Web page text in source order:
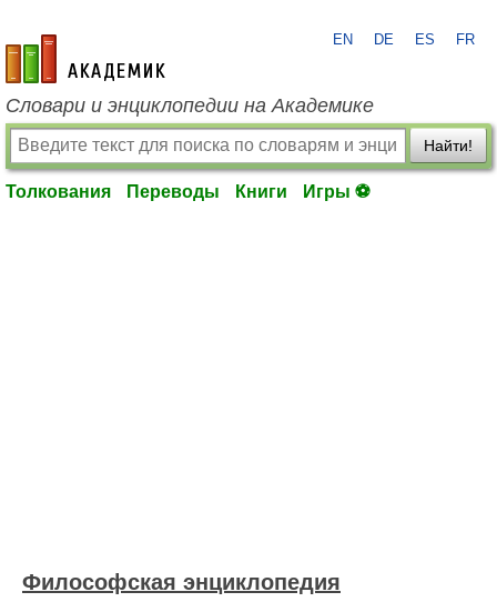
academic.ru
EN DE ES FR
Словари и энциклопедии на Академике
Найти!
Толкования Переводы Книги Игры ⚽
Философская энциклопедия